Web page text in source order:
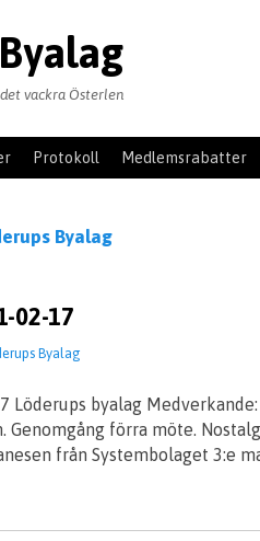
vackra Österlen
Protokoll Medlemsrabatter
Byalag
02-17
Byalag
Löderups byalag
Genomgång förra möte.
från Systembolaget 3:e